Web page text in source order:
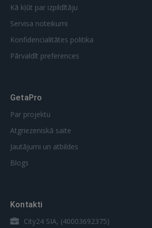
 Sign in with Apple
Kā kļūt par izpildītāju
Servisa noteikumi
Konfidencialitātes politika
Pārvaldīt preferences
GetaPro
Par projektu
Atgriezeniskā saite
Jautājumi un atbildes
Blogs
Kontakti
City24 SIA, (40003692375)